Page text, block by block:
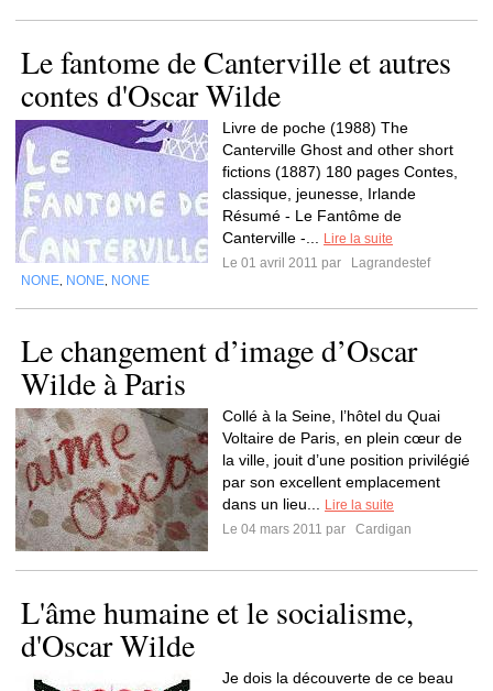
Le fantome de Canterville et autres
contes d'Oscar Wilde
Livre de poche (1988) The
Canterville Ghost and other short
fictions (1887) 180 pages Contes,
classique, jeunesse, Irlande
Résumé - Le Fantôme de
Canterville -...
Lire la suite
Le 01 avril 2011 par
Lagrandestef
NONE NONE NONE
Le changement d’image d’Oscar
Wilde à Paris
Collé à la Seine, l’hôtel du Quai
Voltaire de Paris, en plein cœur de
la ville, jouit d’une position privilégié
par son excellent emplacement
dans un lieu...
Lire la suite
Le 04 mars 2011 par
Cardigan
L'âme humaine et le socialisme,
d'Oscar Wilde
Je dois la découverte de ce beau